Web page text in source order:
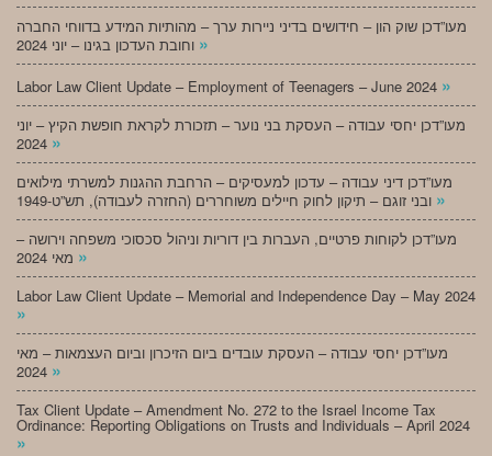
מעו”דכן שוק הון – חידושים בדיני ניירות ערך – מהותיות המידע בדווחי החברה
»
Labor Law Client Update – Employment of Teenagers – June 2024 »
מעו”דכן יחסי עבודה – העסקת בני נוער – תזכורת לקראת חופשת הקיץ – יוני
»
מעו”דכן דיני עבודה – עדכון למעסיקים – הרחבת ההגנות למשרתי מילואים
»
מעו”דכן לקוחות פרטיים, העברות בין דוריות וניהול סכסוכי משפחה וירושה –
»
Labor Law Client Update – Memorial and Independence Day – May 2024
»
מעו”דכן יחסי עבודה – העסקת עובדים ביום הזיכרון וביום העצמאות – מאי
»
Tax Client Update – Amendment No. 272 to the Israel Income Tax
Ordinance: Reporting Obligations on Trusts and Individuals – April 2024
»